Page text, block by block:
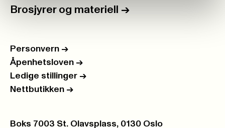
Brosjyrer og materiell ->
Personvern ->
Åpenhetsloven ->
Ledige stillinger ->
Nettbutikken ->
Postboks:
Boks 7003 St. Olavsplass, 0130 Oslo